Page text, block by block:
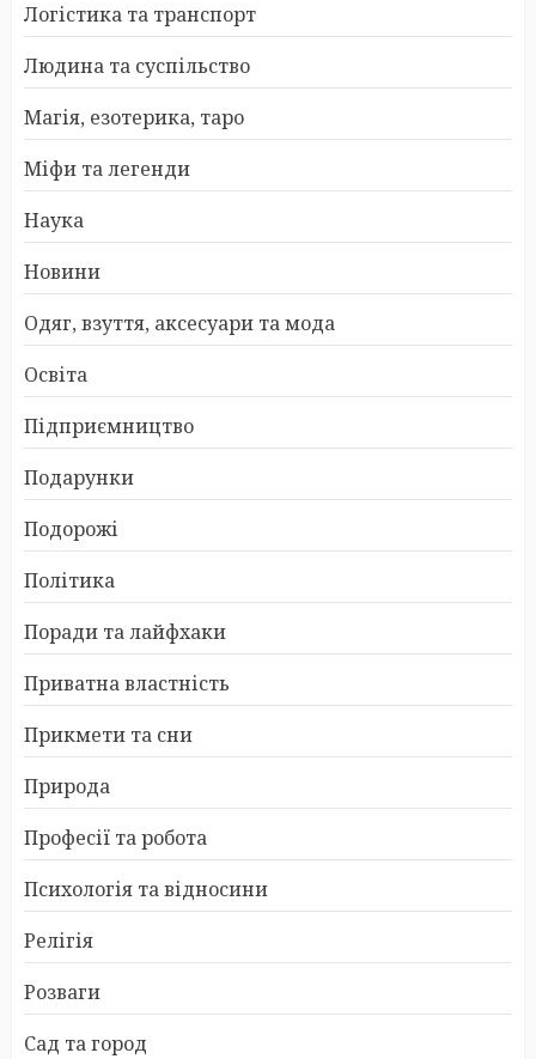
Логістика та транспорт
Людина та суспільство
Магія, езотерика, таро
Міфи та легенди
Наука
Новини
Одяг, взуття, аксесуари та мода
Освіта
Підприємництво
Подарунки
Подорожі
Політика
Поради та лайфхаки
Приватна властність
Прикмети та сни
Природа
Професії та робота
Психологія та відносини
Релігія
Розваги
Сад та город